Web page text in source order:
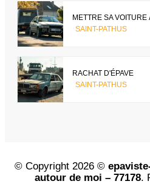
METTRE SA VOITURE
SAINT-PATHUS
RACHAT D'ÉPAVE
SAINT-PATHUS
© Copyright 2026 ©
autour de moi – 77178.